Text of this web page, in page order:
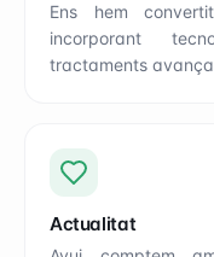
Ens hem
incorporant
tractaments
Actualitat